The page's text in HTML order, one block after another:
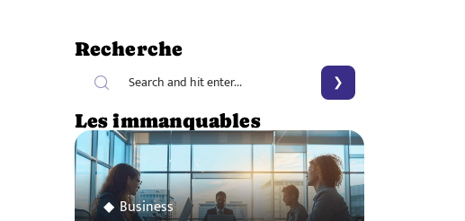
Recherche
Les immanquables
Business